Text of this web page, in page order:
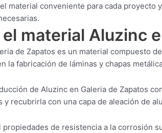
material conveniente para cada proyecto
el material Aluzinc
de Zapatos es un material compuesto
la fabricación de láminas y chapas
de Aluzinc en Galeria de Zapatos
y recubrirla con una capa de aleación de
propiedades de resistencia a la corrosión